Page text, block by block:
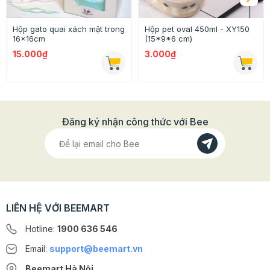
Nến có nhiều màu sắc nhũ đẹp, nổi bật giúp làm tô
thải khí CO2 ra ngoài môi trường giúp bảo vệ môi
trường cùng không gian sống của bạn
Hộp gato quai xách mặt trong
16x16cm
15.000₫
Hộp pet oval 450ml - XY150
(15*9*6 cm)
3.000₫
Đăng ký nhận công thức với Bee
LIÊN HỆ VỚI BEEMART
Hotline: 1900 636 546
Email: support@beemart.vn